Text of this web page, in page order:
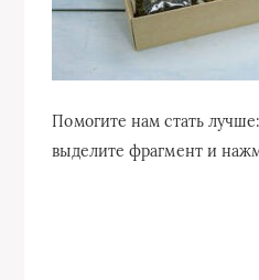
Помогите нам стать
выделите фрагмент и